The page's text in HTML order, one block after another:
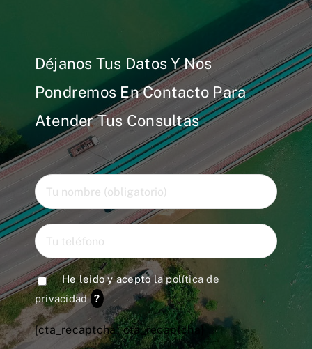
Déjanos Tus Datos Y Nos
Pondremos En Contacto Para
Atender Tus Consultas
He leido y acepto lapolítica de
privacidad ?
[cta_recaptcha* cta_recaptcha]